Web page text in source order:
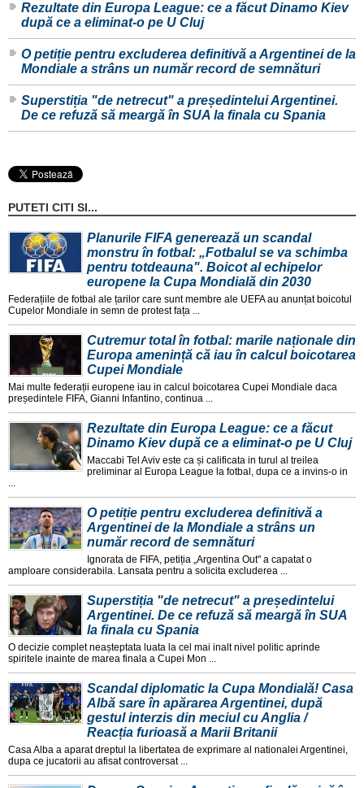
Rezultate din Europa League: ce a făcut Dinamo Kiev
după ce a eliminat-o pe U Cluj
O petiție pentru excluderea definitivă a Argentinei de la
Mondiale a strâns un număr record de semnături
Superstiția "de netrecut" a președintelui Argentinei.
De ce refuză să meargă în SUA la finala cu Spania
PUTETI CITI SI...
Planurile FIFA generează un scandal
monstru în fotbal: „Fotbalul se va schimba
pentru totdeauna". Boicot al echipelor
europene la Cupa Mondială din 2030
Federațiile de fotbal ale țarilor care sunt membre ale UEFA au anunțat boicotul
Cupelor Mondiale in semn de protest fața ...
Cutremur total în fotbal: marile naționale din
Europa amenință că iau în calcul boicotarea
Cupei Mondiale
Mai multe federații europene iau in calcul boicotarea Cupei Mondiale daca
președintele FIFA, Gianni Infantino, continua ...
Rezultate din Europa League: ce a făcut
Dinamo Kiev după ce a eliminat-o pe U Cluj
Maccabi Tel Aviv este ca și calificata in turul al treilea
preliminar al Europa League la fotbal, dupa ce a invins-o in
...
O petiție pentru excluderea definitivă a
Argentinei de la Mondiale a strâns un
număr record de semnături
Ignorata de FIFA, petiția „Argentina Out" a capatat o
amploare considerabila. Lansata pentru a solicita excluderea ...
Superstiția "de netrecut" a președintelui
Argentinei. De ce refuză să meargă în SUA
la finala cu Spania
O decizie complet neașteptata luata la cel mai inalt nivel politic aprinde
spiritele inainte de marea finala a Cupei Mon ...
Scandal diplomatic la Cupa Mondială! Casa
Albă sare în apărarea Argentinei, după
gestul interzis din meciul cu Anglia /
Reacția furioasă a Marii Britanii
Casa Alba a aparat dreptul la libertatea de exprimare al nationalei Argentinei,
dupa ce jucatorii au afisat controversat ...